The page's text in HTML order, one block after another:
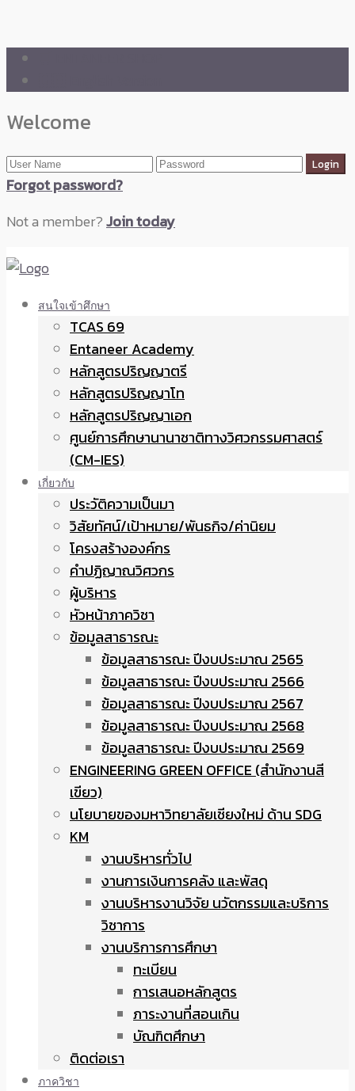
Welcome
Forgot password?
Not a member?Join today
สนใจเข้าศึกษา
TCAS 69
Entaneer Academy
หลักสูตรปริญญาตรี
หลักสูตรปริญญาโท
หลักสูตรปริญญาเอก
ศูนย์การศึกษานานาชาติทางวิศวกรรมศาสตร์
(CM-IES)
เกี่ยวกับ
ประวัติความเป็นมา
วิสัยทัศน์/เป้าหมาย/พันธกิจ/ค่านิยม
โครงสร้างองค์กร
คำปฏิญาณวิศวกร
ผู้บริหาร
หัวหน้าภาควิชา
ข้อมูลสาธารณะ
ข้อมูลสาธารณะ ปีงบประมาณ 2565
ข้อมูลสาธารณะ ปีงบประมาณ 2566
ข้อมูลสาธารณะ ปีงบประมาณ 2567
ข้อมูลสาธารณะ ปีงบประมาณ 2568
ข้อมูลสาธารณะ ปีงบประมาณ 2569
ENGINEERING GREEN OFFICE (สำนักงานสี
เขียว)
นโยบายของมหาวิทยาลัยเชียงใหม่ ด้าน SDG
KM
งานบริหารทั่วไป
งานการเงินการคลัง และพัสดุ
งานบริหารงานวิจัย นวัตกรรมและบริการ
วิชาการ
งานบริการการศึกษา
ทะเบียน
การเสนอหลักสูตร
ภาระงานที่สอนเกิน
บัณฑิตศึกษา
ติดต่อเรา
ภาควิชา